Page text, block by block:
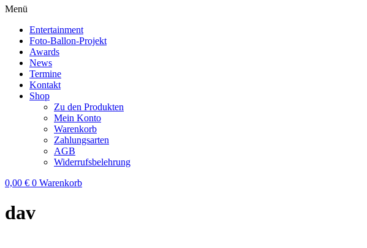
Menü
Entertainment
Foto-Ballon-Projekt
Awards
News
Termine
Kontakt
Shop
Zu den Produkten
Mein Konto
Warenkorb
Zahlungsarten
AGB
Widerrufsbelehrung
0,00 € 0 Warenkorb
dav